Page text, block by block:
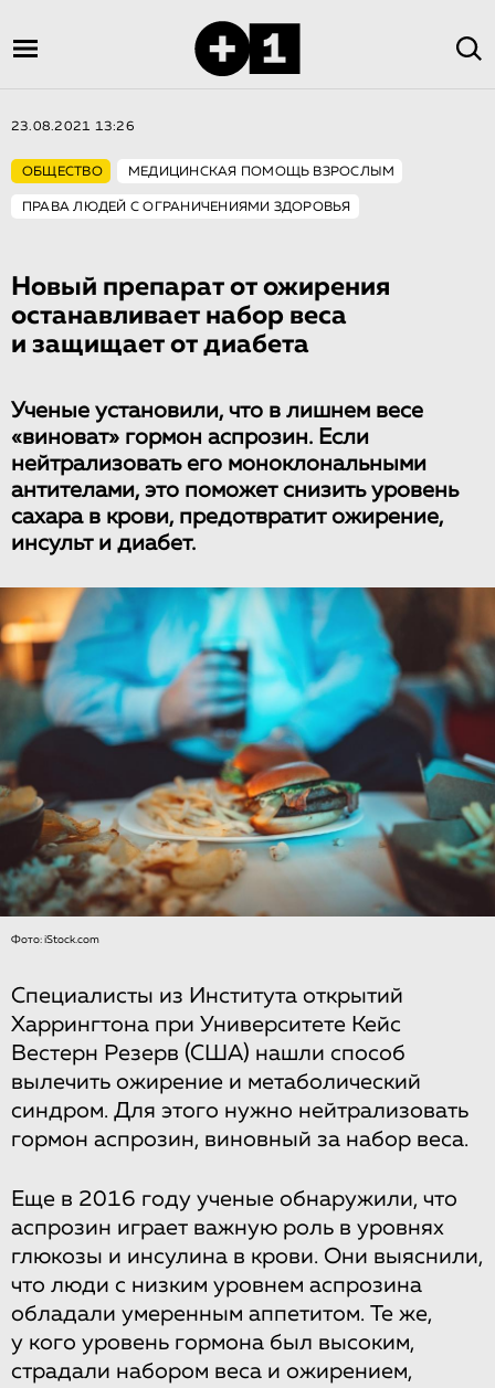
23.08.2021 13:26
ОБЩЕСТВО МЕДИЦИНСКАЯ ПОМОЩЬ ВЗРОСЛЫМ
ПРАВА ЛЮДЕЙ С ОГРАНИЧЕНИЯМИ ЗДОРОВЬЯ
Новый препарат от ожирения
останавливает набор веса
и защищает от диабета
Ученые установили, что в лишнем весе
«виноват» гормон аспрозин. Если
нейтрализовать его моноклональными
антителами, это поможет снизить уровень
сахара в крови, предотвратит ожирение,
инсульт и диабет.
Фото: iStock.com
Специалисты из Института открытий
Харрингтона при Университете Кейс
Вестерн Резерв (США) нашли способ
вылечить ожирение и метаболический
синдром. Для этого нужно нейтрализовать
гормон аспрозин, виновный за набор веса.
Еще в 2016 году ученые обнаружили, что
аспрозин играет важную роль в уровнях
глюкозы и инсулина в крови. Они выяснили,
что люди с низким уровнем аспрозина
обладали умеренным аппетитом. Те же,
у кого уровень гормона был высоким,
страдали набором веса и ожирением,